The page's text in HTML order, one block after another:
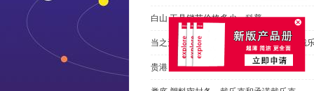
白山 工具锁芯价格多少，科普
当之无愧的优秀宁波 直角回转锁制造商-戴
贵港 端盖制造商以其戴乐克下单